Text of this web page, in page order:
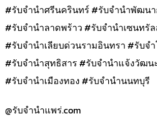
#รับจำนำศรีนครินทร์ #รับจำนำพัฒนา
#รับจำนำลาดพร้าว #รับจำนำเซนทรั
#รับจำนำเลียบด่วนรามอินทรา #รับจ
#รับจำนำสุทธิสาร #รับจำนำแจ้งวัฒน
#รับจำนำเมืองทอง #รับจำนำนนทบุรี
@รับจํานําแพร่.com